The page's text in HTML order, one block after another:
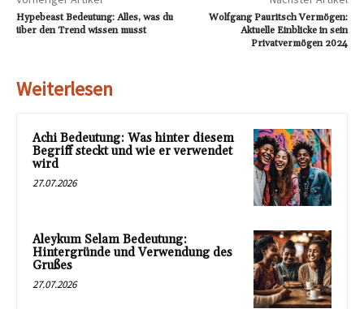
Hypebeast Bedeutung: Alles, was du
über den Trend wissen musst
Wolfgang Pauritsch Vermögen:
Aktuelle Einblicke in sein
Privatvermögen 2024
Weiterlesen
Achi Bedeutung: Was hinter diesem
Begriff steckt und wie er verwendet
wird
27.07.2026
Aleykum Selam Bedeutung:
Hintergründe und Verwendung des
Grußes
27.07.2026